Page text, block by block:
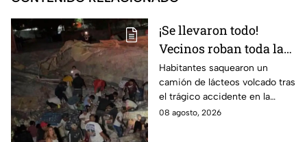
¡Se llevaron todo!
Vecinos roban toda la
mercancía del tráiler
volcado en la carretera
de Irapuato
Habitantes saquearon un
camión de lácteos volcado tras
el trágico accidente en la
carretera Irapuato-Abasolo
08 agosto, 2026